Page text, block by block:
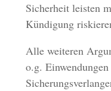
Sicherheit leisten
Kündigung
Alle weiteren
o.g.